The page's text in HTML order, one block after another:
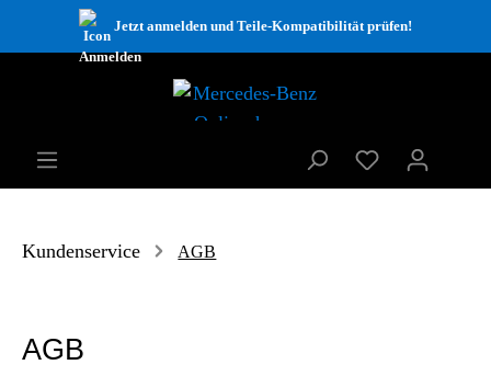
Jetzt anmelden und Teile-Kompatibilität prüfen!
Kundenservice AGB
AGB